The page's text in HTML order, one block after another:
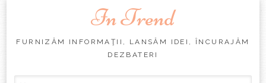
In Trend
FURNIZĂM INFORMAŢII, LANSĂM IDEI, ÎNCURAJĂM
DEZBATERI